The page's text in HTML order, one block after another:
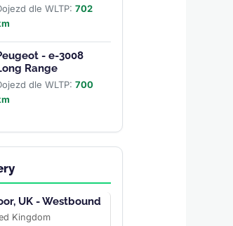
dle WLTP: 702
- e-3008
Range
dle WLTP: 700
UK - Westbound
Kingdom